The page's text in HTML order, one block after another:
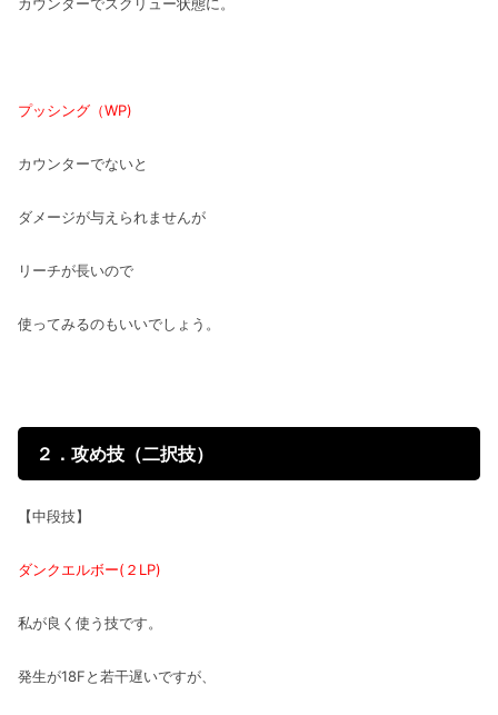
プッシング（WP)
カウンターでないと
ダメージが与えられませんが
リーチが長いので
使ってみるのもいいでしょう。
２．攻め技（二択技）
【中段技】
ダンクエルボー(２LP)
私が良く使う技です。
発生が18Fと若干遅いですが、